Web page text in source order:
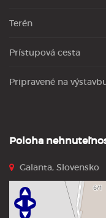
Terén
Prístupová cesta
Pripravené na
Poloha
Galanta, Slovensko